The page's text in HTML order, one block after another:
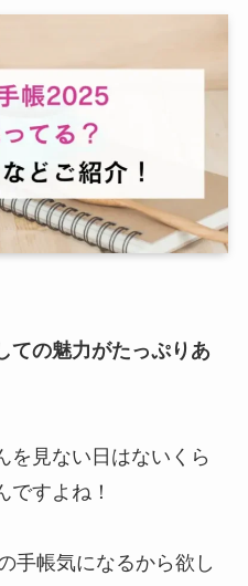
ての魅力がたっぷりあ
を見ない日はないくら
ですよね！
手帳気になるから欲し